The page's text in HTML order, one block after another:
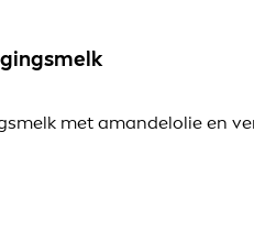
met amandelolie en